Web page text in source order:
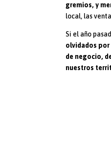
gremios, y
local, las
Si el año
olvidados
de negocio,
nuestros